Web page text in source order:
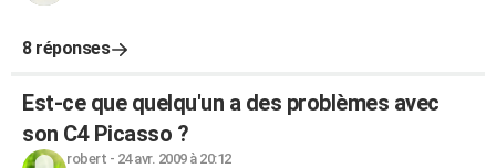
8 réponses
Est-ce que quelqu'un a des problèmes avec
son C4 Picasso ?
robert - 24 avr. 2009 à 20:12